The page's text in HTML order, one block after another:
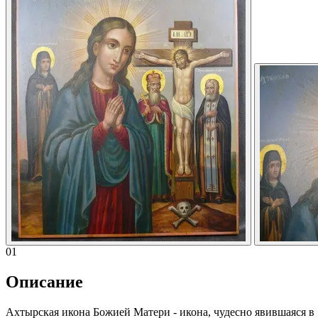
01
Описание
Ахтырская икона Божией Матери - икона, чудесно явившаяся